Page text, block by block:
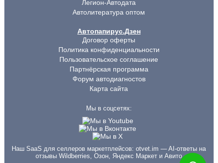
Легион-Автодата
Автолитература оптом
Автопапирус.Дзен
Договор оферты
Политика конфиденциальности
Пользовательское соглашение
Партнёрская программа
Форум автодиагностов
Карта сайта
Мы в соцсетях:
Наш SaaS для селлеров маркетплейсов:otvet.im — AI-ответы на
отзывы Wildberries, Озон, Яндекс Маркет и Авито